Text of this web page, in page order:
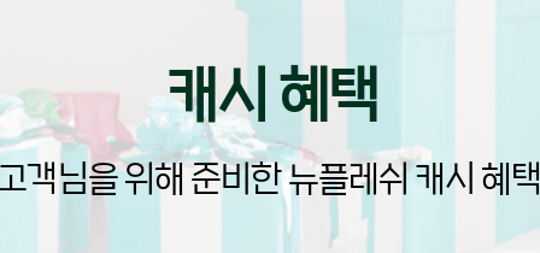
캐시 혜택
객님을 위해 준비한 뉴플레쉬 캐시 혜택